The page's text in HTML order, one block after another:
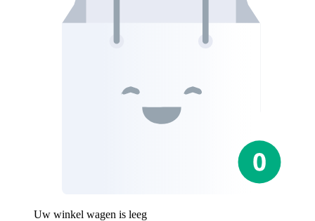
Uw winkel wagen is leeg